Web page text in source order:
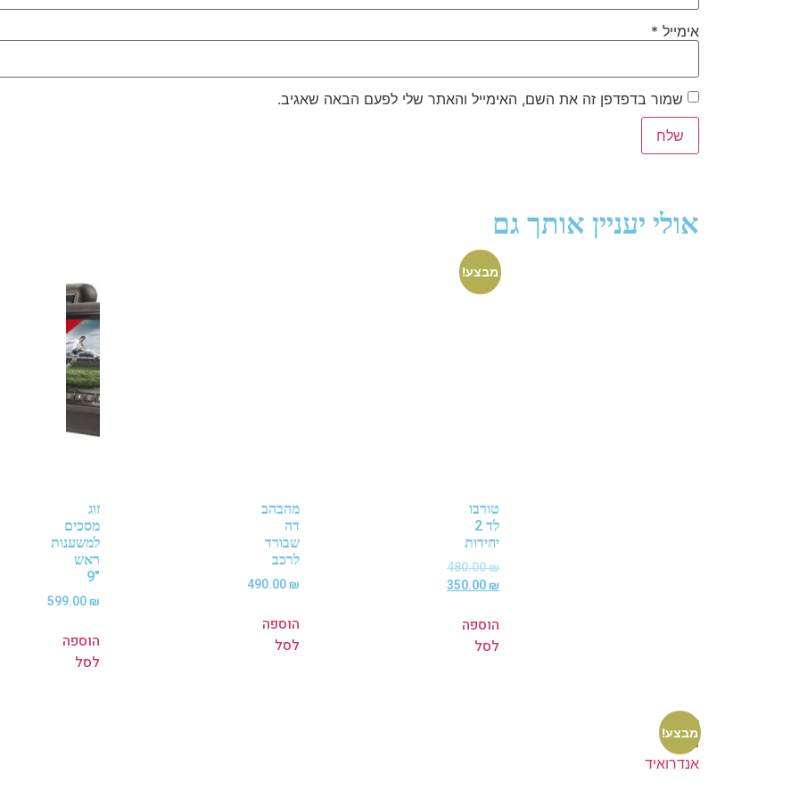
אימייל *
שמור בדפדפן זה את השם, האימייל והאתר שלי לפעם הבאה שאגיב.
אולי יעניין אותך גם
מבצע!
טורבו
לד 2
יחידות
480.00₪
350.00₪
הוספה
לסל
מהבהב
דה
שבורד
לרכב
490.00₪
הוספה
לסל
זוג
מסכים
למשענות
ראש
"9
599.00₪
הוספה
לסל
מבצע!